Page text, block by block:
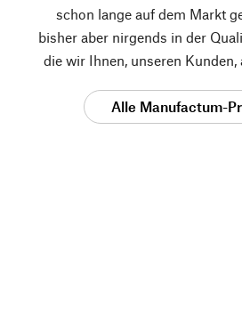
schon lange auf dem Markt
bisher aber nirgends in der
die wir Ihnen, unseren Kunden,
Alle Manufactum-